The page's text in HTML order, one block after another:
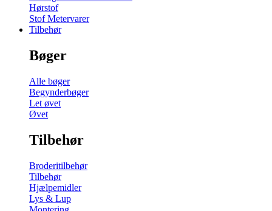
Hørstof
Stof Metervarer
Tilbehør
Bøger
Alle bøger
Begynderbøger
Let øvet
Øvet
Tilbehør
Broderitilbehør
Tilbehør
Hjælpemidler
Lys & Lup